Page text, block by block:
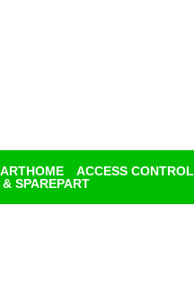
ACCESS CONTROL
SPAREPART